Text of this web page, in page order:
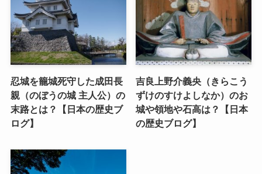
忍城を籠城死守した成田長
親（のぼうの城 主人公）の
末路とは？【日本の歴史ブ
ログ】
吉良上野介義央（きらこう
ずけのすけよしなか）のお
城や領地や石高は？【日本
の歴史ブログ】